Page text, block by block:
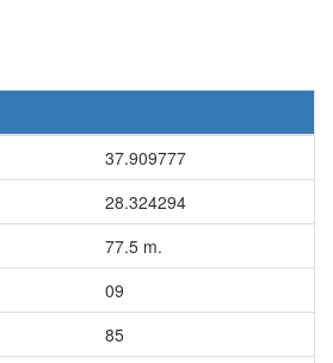
37.909777
28.324294
77.5 m.
09
85